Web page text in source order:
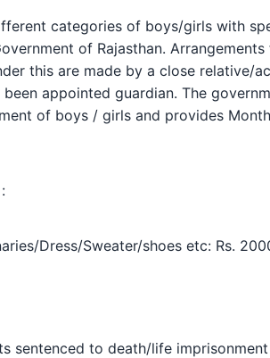
categories of boys/girls with
of Rajasthan.
this are made by a close relative/
appointed guardian. The
of boys / girls and provides
Dress/Sweater/shoes etc: Rs.
sentenced to death/life